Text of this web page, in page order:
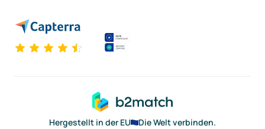
Hergestellt in der EU
Die Welt verbinden.